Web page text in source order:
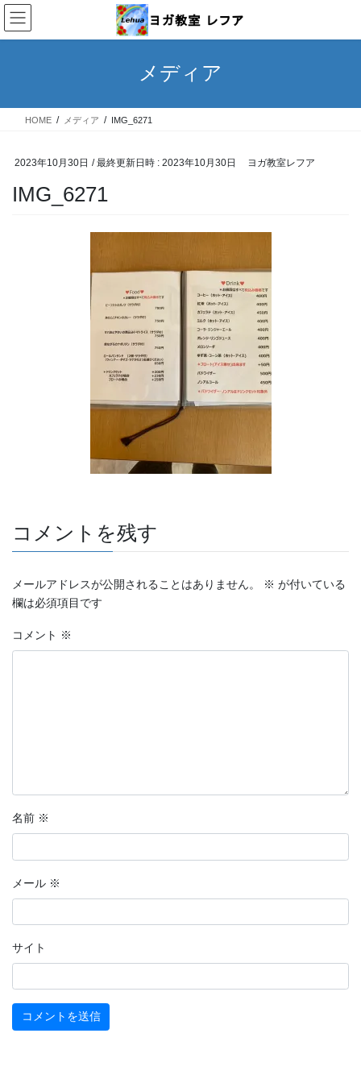
コ
ン
テ
ス
ナ
ビ
ゲ
ン
メディア
HOME メディア IMG_6271
2023年10月30日 / 最終更新日時 : 2023年10月30日 ヨガ教室レフア
IMG_6271
コメントを残す
メールアドレスが公開されることはありません。 ※ が付いている
欄は必須項目です
コメント ※
名前 ※
メール ※
サイト